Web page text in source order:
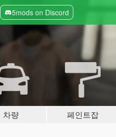
5mods on Discord
차량 페인트잡